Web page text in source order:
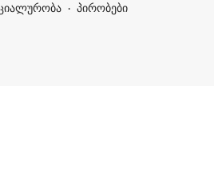
პირობები